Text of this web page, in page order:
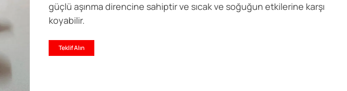
güçlü aşınma direncine sahiptir ve sıcak ve soğuğun etkilerine karşı
koyabilir.
Teklif Alın